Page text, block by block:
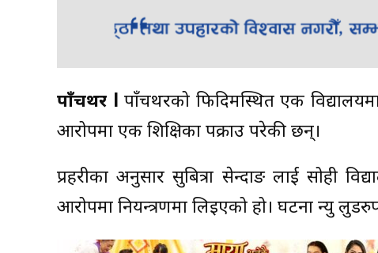
पाँचथर l पाँचथरको फिदिमस्थित एक
आरोपमा एक शिक्षिका पक्राउ परेकी छन्।
प्रहरीका अनुसार सुबित्रा सेन्दाङ लाई सोही
आरोपमा नियन्त्रणमा लिइएको हो। घटना न्यु